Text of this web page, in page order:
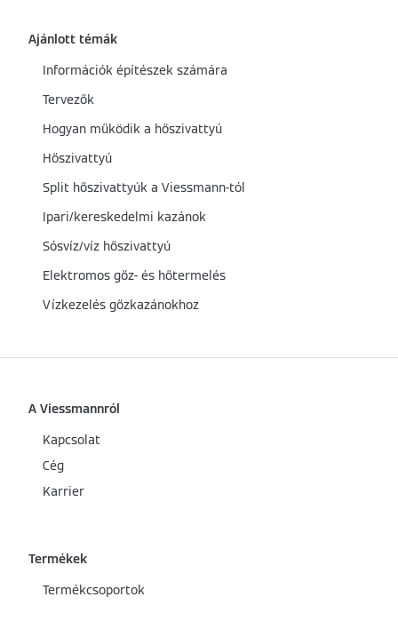
Ajánlott témák
Információk építészek számára
Tervezők
Hogyan működik a hőszivattyú
Hőszivattyú
Split hőszivattyúk a Viessmann-tól
Ipari/kereskedelmi kazánok
Sósvíz/víz hőszivattyú
Elektromos gőz- és hőtermelés
Vízkezelés gőzkazánokhoz
A Viessmannról
Kapcsolat
Cég
Karrier
Termékek
Termékcsoportok